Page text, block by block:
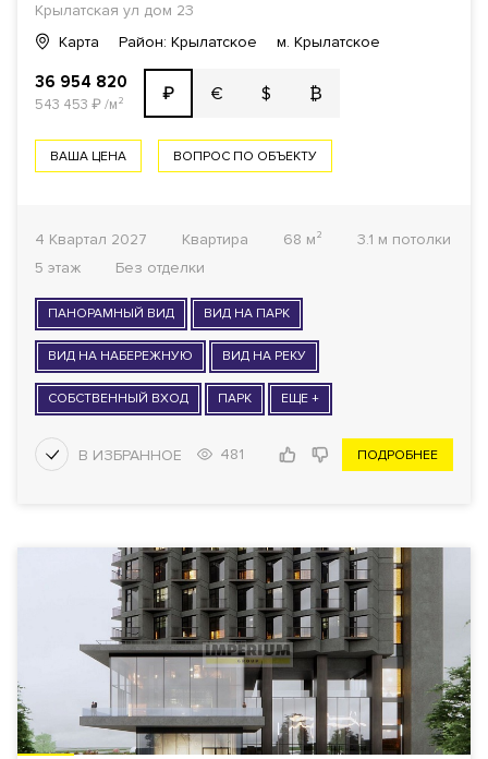
Крылатская ул дом 23
Карта
Район: Крылатское м. Крылатское
36 954 820
543 453 ₽/м² ₽ € $ ₿
ВАША ЦЕНА ВОПРОС ПО ОБЪЕКТУ
4 Квартал 2027 Квартира 68 м²
3.1 м потолки
5 этаж
Без отделки
ПАНОРАМНЫЙ ВИД ВИД НА ПАРК
ВИД НА НАБЕРЕЖНУЮ ВИД НА РЕКУ
СОБСТВЕННЫЙ ВХОД ПАРК ЕЩЕ +
481 ПОДРОБНЕЕ